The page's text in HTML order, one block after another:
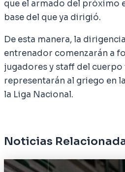
que el armado del próximo
base del que ya dirigió.
De esta manera, la
entrenador comenzarán a
jugadores y staff del
representarán al griego en
la Liga Nacional.
Noticias